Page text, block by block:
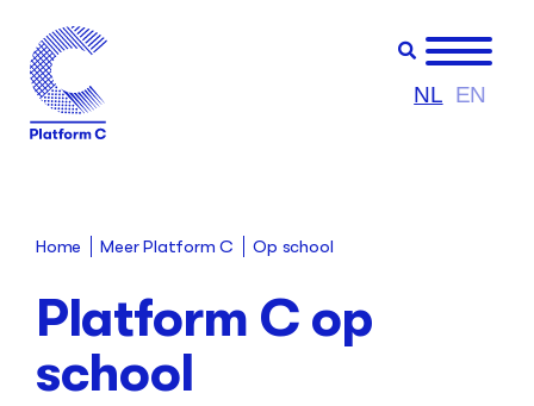
NL EN
Home Meer Platform C Op school
Platform C op
school